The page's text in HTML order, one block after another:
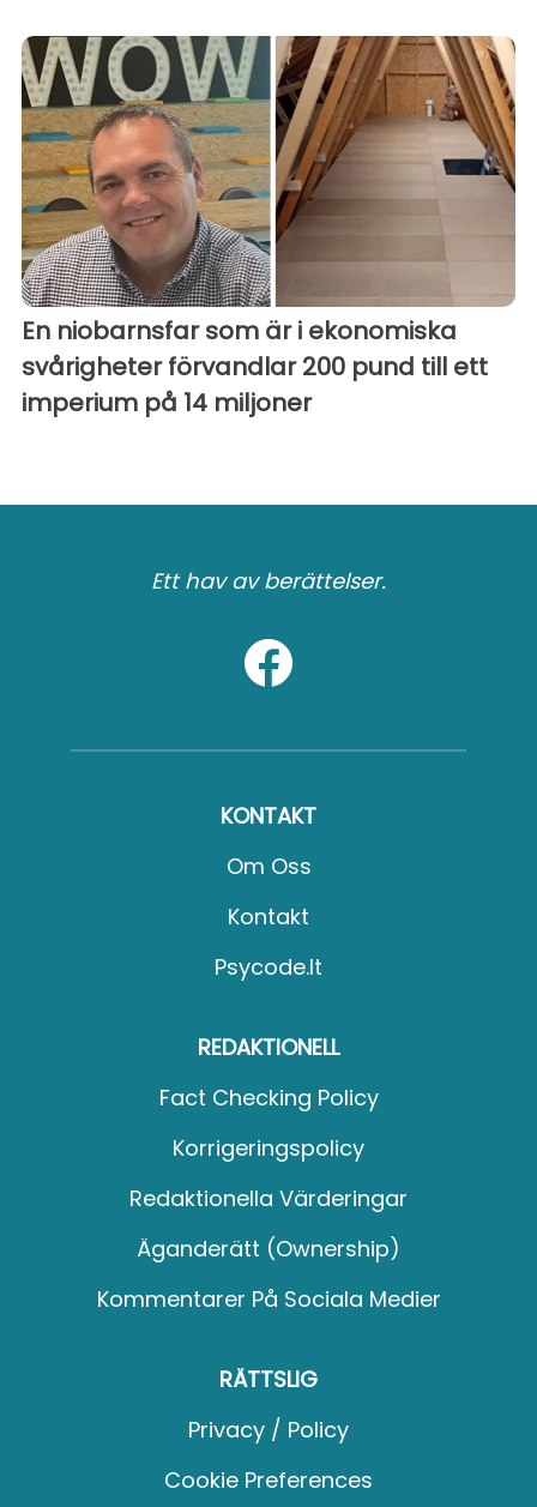
En niobarnsfar som är i ekonomiska
svårigheter förvandlar 200 pund till ett
imperium på 14 miljoner
Ett hav av berättelser.
KONTAKT
Om Oss
Kontakt
Psycode.it
REDAKTIONELL
Fact Checking Policy
Korrigeringspolicy
Redaktionella Värderingar
Äganderätt (Ownership)
Kommentarer På Sociala Medier
RÄTTSLIG
Privacy / Policy
Cookie Preferences